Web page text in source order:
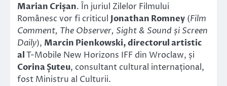
Marian Crișan. În juriul Zilelor Filmului
Românesc vor fi criticul Jonathan Romney (Film
Comment, The Observer, Sight & Sound și Screen
Daily), Marcin Pienkowski, directorul artistic
alT-Mobile New Horizons IFF din Wroclaw, și
Corina Șuteu, consultant cultural internațional,
fost Ministru al Culturii.